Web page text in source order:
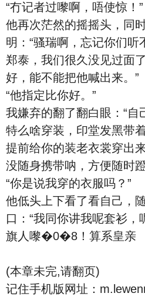
“冇记者过嚟啊，唔使惊！”
他再次茫然的摇摇头，同
明：“骚瑞啊，忘记你们
郑泰，我们很久没见过面
好，能不能把他喊出来。”
“他指定比你好。”
我嫌弃的翻了翻白眼：“
特么啥穿装，印堂发黑带
提前给你的装老衣裳穿出
没随身携带呐，方便随时
“你是说我穿的衣服吗？”
他低头上下看了看自己，
口：“我同你讲我呢套衫
旗人嚟�0�8！算系皇亲
(本章未完,请翻页)
记住手机版网址：